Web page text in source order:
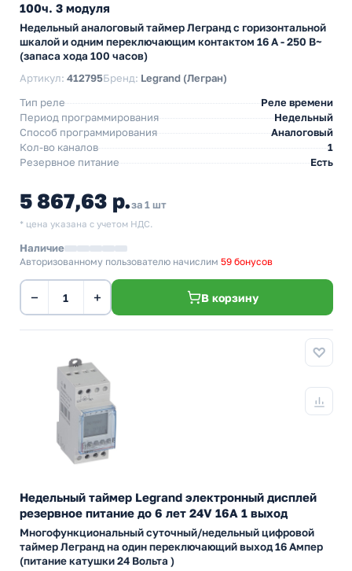
100ч. 3 модуля
Недельный аналоговый таймер Легранд с горизонтальной
шкалой и одним переключающим контактом 16 А - 250 В~
(запаса хода 100 часов)
Артикул: 412795Бренд: Legrand (Легран)
Тип реле
Реле времени
Период программирования
Недельный
Способ программирования
Аналоговый
Кол-во каналов
1
Резервное питание
Есть
5 867,63 р.за 1 шт
* цена указана с учетом НДС.
Наличие
Авторизованному пользователю начислим 59 бонусов
− + В корзину
Недельный таймер Legrand электронный дисплей
резервное питание до 6 лет 24V 16А 1 выход
Многофункциональный суточный/недельный цифровой
таймер Легранд на один переключающий выход 16 Ампер
(питание катушки 24 Вольта )